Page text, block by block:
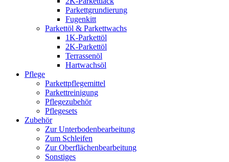
Parkettgrundierung
Fugenkitt
Parkettöl & Parkettwachs
1K-Parkettöl
2K-Parkettöl
Terrassenöl
Hartwachsöl
Pflege
Parkettpflegemittel
Parkettreinigung
Pflegezubehör
Pflegesets
Zubehör
Zur Unterbodenbearbeitung
Zum Schleifen
Zur Oberflächenbearbeitung
Sonstiges